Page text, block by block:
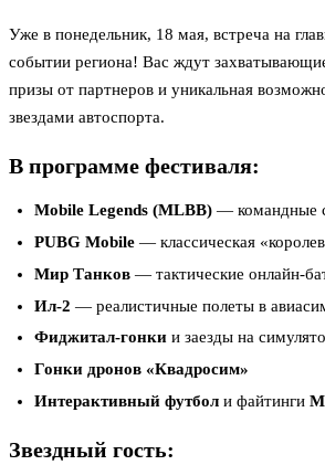
Уже в понедельник, 18 мая, встреча на
событии региона! Вас ждут
призы от партнеров и уникальная
звездами автоспорта.
В программе фестиваля:
Mobile Legends (MLBB)— командные
PUBG Mobile— классическая
Мир Танков— тактические онлайн-
Ил-2 — реалистичные полеты в
Фиджитал-гонкии заезды на
Гонки дронов «Квадросим»
Интерактивный футболи файтинги
Звездный гость: